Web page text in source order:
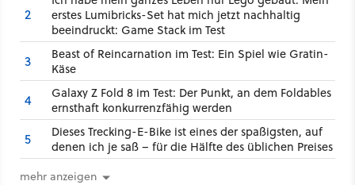
2
erstes Lumibricks-Set hat mich jetzt nachhaltig
beeindruckt: Game Stack im Test
3
Beast of Reincarnation im Test: Ein Spiel wie Gratin-
Käse
4
Galaxy Z Fold 8 im Test: Der Punkt, an dem Foldables
ernsthaft konkurrenzfähig werden
5
Dieses Trecking-E-Bike ist eines der spaßigsten, auf
denen ich je saß – für die Hälfte des üblichen Preises
mehr anzeigen